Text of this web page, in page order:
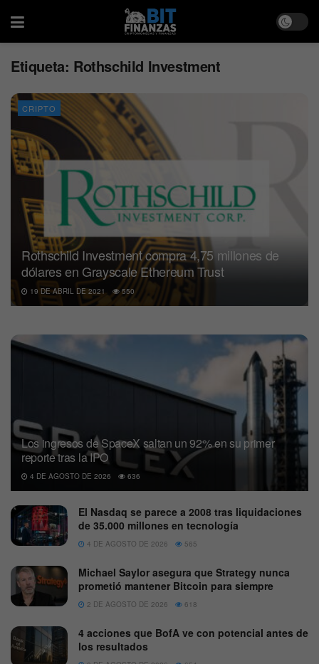
Etiqueta: Rothschild Investment
CRIPTO
Rothschild Investment compra 4,75 millones de
dólares en Grayscale Ethereum Trust
19 DE ABRIL DE 2021 550
Los ingresos de SpaceX saltan un 92% en su primer
reporte tras la IPO
4 DE AGOSTO DE 2026 636
El Nasdaq se parece a 2008 tras liquidaciones
de 35.000 millones en tecnología
4 DE AGOSTO DE 2026 565
Michael Saylor asegura que Strategy nunca
prometió mantener Bitcoin para siempre
2 DE AGOSTO DE 2026 618
4 acciones que BofA ve con potencial antes de
los resultados